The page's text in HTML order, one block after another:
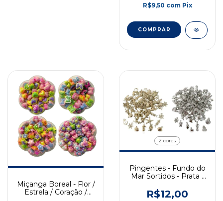
R$9,50 com Pix
Miçanga Boreal - Flor /
Estrela / Coração /
2 cores
Pingentes - Fundo do
Mar Sortidos - Prata /
50gr
R$12,00